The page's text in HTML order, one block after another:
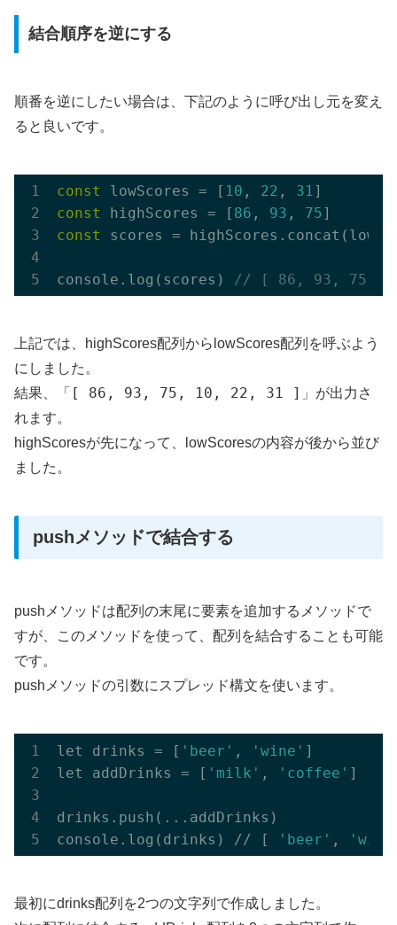
結合順序を逆にする
順番を逆にしたい場合は、下記のように呼び出し元を変え
ると良いです。
const lowScores = [ 10 , 22 , 31
const
highScores = [ 86 , 93 , 75
const
scores =
console.log(scores) // [ 86, 93, 75,
上記では、highScores配列からlowScores配列を呼ぶよう
にしました。
結果、「
[ 86, 93, 75, 10, 22, 31 ]
」が出力さ
れます。
highScoresが先になって、lowScoresの内容が後から並び
ました。
pushメソッドで結合する
pushメソッドは配列の末尾に要素を追加するメソッドで
すが、このメソッドを使って、配列を結合することも可能
です。
pushメソッドの引数にスプレッド構文を使います。
let drinks = [ 'beer' , 'wine' ]
let addDrinks = [ 'milk' , 'coffee' ]
drinks.push(...addDrinks)
console.log(drinks) // [
'beer' ,
最初にdrinks配列を2つの文字列で作成しました。